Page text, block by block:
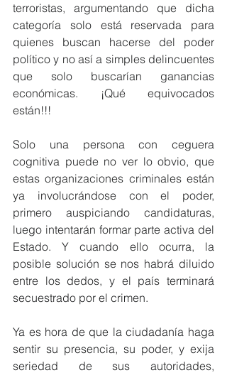
terroristas, argumentando que dicha
categoría solo está reservada para
quienes buscan hacerse del poder
político y no así a simples delincuentes
que solo buscarían ganancias
económicas. ¡Qué equivocados
están!!!
Solo una persona con ceguera
cognitiva puede no ver lo obvio, que
estas organizaciones criminales están
ya involucrándose con el poder,
primero auspiciando candidaturas,
luego intentarán formar parte activa del
Estado. Y cuando ello ocurra, la
posible solución se nos habrá diluido
entre los dedos, y el país terminará
secuestrado por el crimen.
Ya es hora de que la ciudadanía haga
sentir su presencia, su poder, y exija
seriedad de sus autoridades,